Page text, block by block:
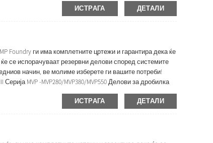
ИСТРАГА
ДЕТАЛИ
Foundry ги има комплетните цртежи и гарантира дека ќе
се испорачуваат резервни делови според системите
начин, ве молиме изберете ги вашите потреби!
Серија MVP -MVP280/MVP380/MVP550 Делови за дробилка
обвивка на сад ...
ИСТРАГА
ДЕТАЛИ